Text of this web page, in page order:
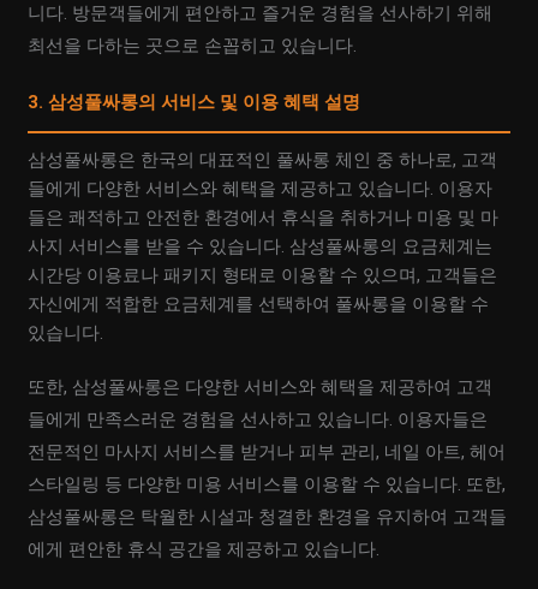
니다. 방문객들에게 편안하고 즐거운 경험을 선사하기 위해
최선을 다하는 곳으로 손꼽히고 있습니다.
3. 삼성풀싸롱의 서비스 및 이용 혜택 설명
삼성풀싸롱은 한국의 대표적인 풀싸롱 체인 중 하나로, 고객
들에게 다양한 서비스와 혜택을 제공하고 있습니다. 이용자
들은 쾌적하고 안전한 환경에서 휴식을 취하거나 미용 및 마
사지 서비스를 받을 수 있습니다. 삼성풀싸롱의 요금체계는
시간당 이용료나 패키지 형태로 이용할 수 있으며, 고객들은
자신에게 적합한 요금체계를 선택하여 풀싸롱을 이용할 수
있습니다.
또한, 삼성풀싸롱은 다양한 서비스와 혜택을 제공하여 고객
들에게 만족스러운 경험을 선사하고 있습니다. 이용자들은
전문적인 마사지 서비스를 받거나 피부 관리, 네일 아트, 헤어
스타일링 등 다양한 미용 서비스를 이용할 수 있습니다. 또한,
삼성풀싸롱은 탁월한 시설과 청결한 환경을 유지하여 고객들
에게 편안한 휴식 공간을 제공하고 있습니다.